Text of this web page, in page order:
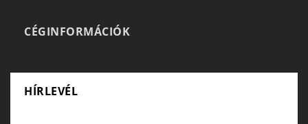
CÉGINFORMÁCIÓK
HÍRLEVÉL